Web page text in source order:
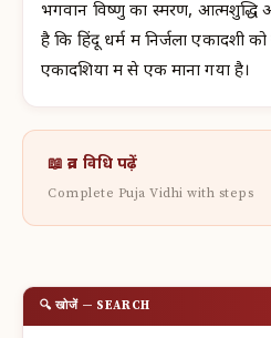
भगवान विष्णु का स्मरण, आत्मशुद्धि
है कि हिंदू धर्म में निर्जला एकादशी
एकादशियों में से एक माना गया है।
📖 व्रत विधि पढ़ें
Complete Puja Vidhi with steps
🔍 खोजें — SEARCH